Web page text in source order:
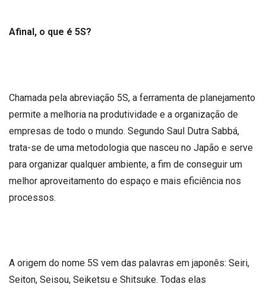
Afinal, o que é 5S?
Chamada pela abreviação 5S, a ferramenta de planejamento
permite a melhoria na produtividade e a organização de
empresas de todo o mundo. Segundo Saul Dutra Sabbá,
trata-se de uma metodologia que nasceu no Japão e serve
para organizar qualquer ambiente, a fim de conseguir um
melhor aproveitamento do espaço e mais eficiência nos
processos.
A origem do nome 5S vem das palavras em japonês: Seiri,
Seiton, Seisou, Seiketsu e Shitsuke. Todas elas